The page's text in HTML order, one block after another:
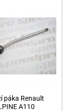
variant.
lze
vybrat
na
páka Renault
A110